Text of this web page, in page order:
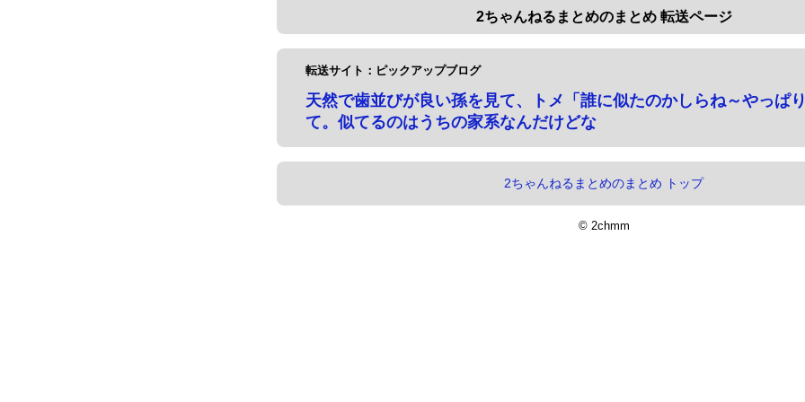
2ちゃんねるまとめのまとめ 転送ページ
転送サイト：ピックアップブログ
天然で歯並びが良い孫を見て、トメ「誰に似たのかしらね～やっぱ
て。似てるのはうちの家系なんだけどな
2ちゃんねるまとめのまとめ トップ
© 2chmm